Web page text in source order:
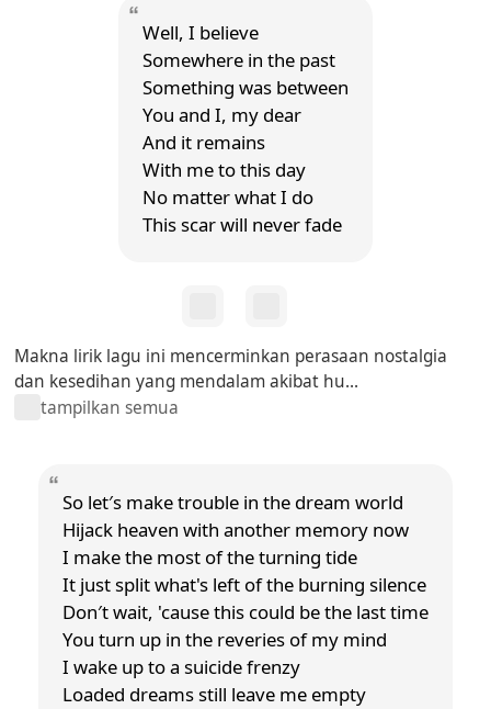
Well, I believe
Somewhere in the past
Something was between
You and I, my dear
And it remains
With me to this day
No matter what I do
This scar will never fade
Makna lirik lagu ini mencerminkan perasaan nostalgia
dan kesedihan yang mendalam akibat hu...
tampilkan semua
So let′s make trouble in the dream world
Hijack heaven with another memory now
I make the most of the turning tide
It just split what's left of the burning silence
Don′t wait, 'cause this could be the last time
You turn up in the reveries of my mind
I wake up to a suicide frenzy
Loaded dreams still leave me empty